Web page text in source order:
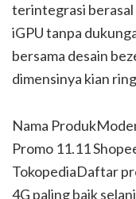
terintegrasi berasal
iGPU tanpa
bersama desain
dimensinya kian
Nama
Promo 11.11
TokopediaDaftar
4G paling baik